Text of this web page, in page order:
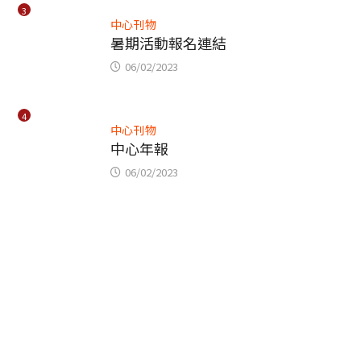
3
中心刊物
暑期活動報名連結
06/02/2023
4
中心刊物
中心年報
06/02/2023